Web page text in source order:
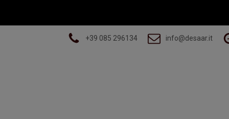
+39 085 296134 info@desaar.it